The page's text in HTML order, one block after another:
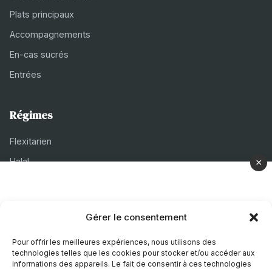
Gérer le consentement
Pour offrir les meilleures expériences, nous utilisons des
technologies telles que les cookies pour stocker et/ou accéder aux
informations des appareils. Le fait de consentir à ces technologies
Plats principaux
Accompagnements
En-cas sucrés
Entrées
Régimes
Flexitarien
Halal
À propos
Mentions légales
×